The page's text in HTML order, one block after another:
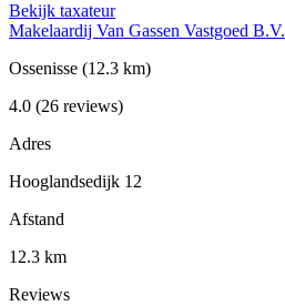
Bekijk taxateur
Makelaardij Van Gassen Vastgoed B.V.
Ossenisse (12.3 km)
4.0 (26 reviews)
Adres
Hooglandsedijk 12
Afstand
12.3 km
Reviews